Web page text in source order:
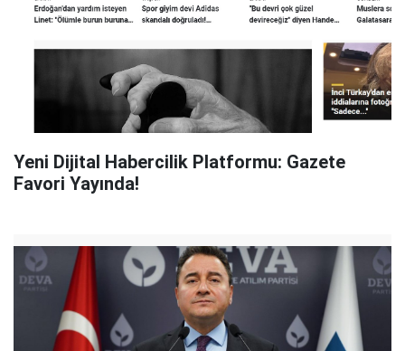
Yeni Dijital Habercilik Platformu: Gazete
Favori Yayında!